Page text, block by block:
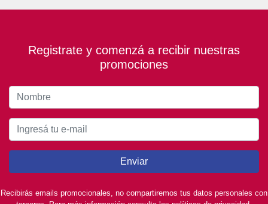
Registrate y comenzá a recibir nuestras
promociones
Enviar
Recibirás emails promocionales, no compartiremos tus datos personales con